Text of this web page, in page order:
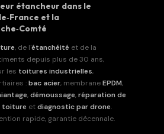
étancheur dans le
et la
, de l'étanchéité et de la
depuis plus de 30 ans,
les toitures industrielles,
:bac acier, membraneEPDM,
,démoussage,réparation de
toiture etdiagnostic par drone.
rapide, garantie décennale.